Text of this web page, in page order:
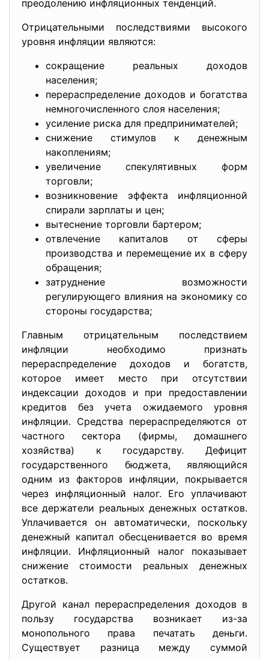
преодолению инфляционных тенденций.
Отрицательными последствиями высокого
уровня инфляции являются:
сокращение реальных доходов
населения;
перераспределение доходов и богатства
немногочисленного слоя населения;
усиление риска для предпринимателей;
снижение стимулов к денежным
накоплениям;
увеличение спекулятивных форм
торговли;
возникновение эффекта инфляционной
спирали зарплаты и цен;
вытеснение торговли бартером;
отвлечение капиталов от сферы
производства и перемещение их в сферу
обращения;
затруднение возможности
регулирующего влияния на экономику со
стороны государства;
Главным отрицательным последствием
инфляции необходимо признать
перераспределение доходов и богатств,
которое имеет место при отсутствии
индексации доходов и при предоставлении
кредитов без учета ожидаемого уровня
инфляции. Средства перераспределяются от
частного сектора (фирмы, домашнего
хозяйства) к государству. Дефицит
государственного бюджета, являющийся
одним из факторов инфляции, покрывается
через инфляционный налог. Его уплачивают
все держатели реальных денежных остатков.
Уплачивается он автоматически, поскольку
денежный капитал обесценивается во время
инфляции. Инфляционный налог показывает
снижение стоимости реальных денежных
остатков.
Другой канал перераспределения доходов в
пользу государства возникает из-за
монопольного права печатать деньги.
Существует разница между суммой